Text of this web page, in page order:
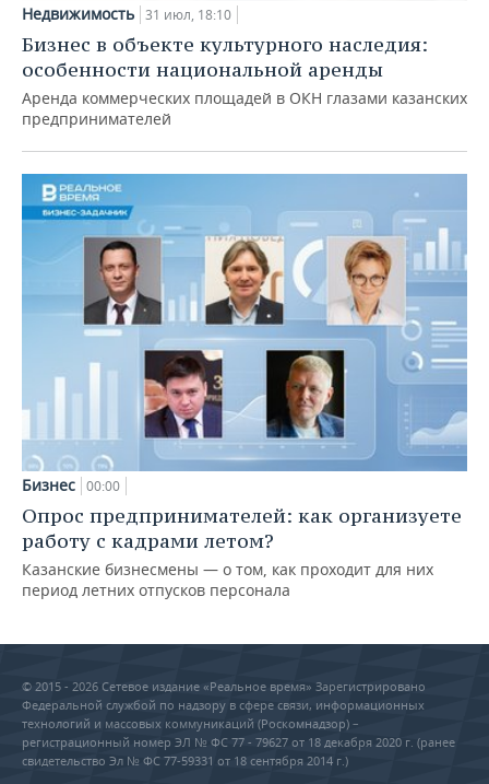
Недвижимость 31 июл, 18:10
Бизнес в объекте культурного наследия:
особенности национальной аренды
Аренда коммерческих площадей в ОКН глазами казанских
предпринимателей
Бизнес 00:00
Опрос предпринимателей: как организуете
работу с кадрами летом?
Казанские бизнесмены — о том, как проходит для них
период летних отпусков персонала
© 2015 - 2026 Сетевое издание «Реальное время» Зарегистрировано
Федеральной службой по надзору в сфере связи, информационных
технологий и массовых коммуникаций (Роскомнадзор) –
регистрационный номер ЭЛ № ФС 77 - 79627 от 18 декабря 2020 г. (ранее
свидетельство Эл № ФС 77-59331 от 18 сентября 2014 г.)